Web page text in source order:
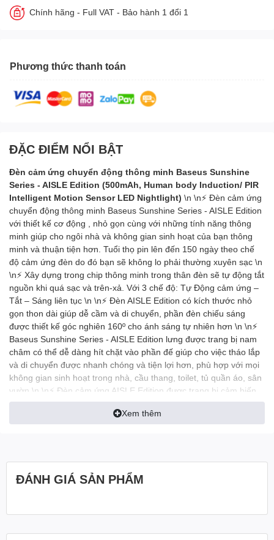
Chính hãng - Full VAT - Bảo hành 1 đổi 1
Phương thức thanh toán
ĐẶC ĐIỂM NỔI BẬT
Đèn cảm ứng chuyển động thông minh Baseus Sunshine
Series - AISLE Edition (500mAh, Human body Induction/ PIR
Intelligent Motion Sensor LED Nightlight) \n \n⚡ Đèn cảm ứng
chuyển động thông minh Baseus Sunshine Series - AISLE Edition
với thiết kế cơ động , nhỏ gọn cùng với những tính năng thông
minh giúp cho ngôi nhà và không gian sinh hoạt của bạn thông
minh và thuận tiện hơn. Tuổi thọ pin lên đến 150 ngày theo chế
độ cảm ứng đèn do đó bạn sẽ không lo phải thường xuyên sạc \n
\n⚡ Xây dựng trong chip thông minh trong thân đèn sẽ tự động tắt
nguồn khi quá sạc và trên-xả. Với 3 chế độ: Tự Động cảm ứng –
Tắt – Sáng liên tục \n \n⚡ Đèn AISLE Edition có kích thước nhỏ
gọn thon dài giúp dễ cầm và di chuyển, phần đèn chiếu sáng
được thiết kế góc nghiên 160º cho ánh sáng tự nhiên hơn \n \n⚡
Baseus Sunshine Series - AISLE Edition lưng được trang bị nam
châm có thể dễ dàng hít chặt vào phần đế giúp cho việc tháo lắp
và di chuyển được nhanh chóng và tiện lợi hơn, phù hợp với mọi
không gian sinh hoạt trong nhà, cầu thang, toilet, tủ quần áo, sân
vườn \n \n⚡ Đèn cảm ứng AISLE Edition được trang bị cảm biến
chuyển động (PIR sensor) , đèn có khả năng nhận biết chuyển
động trong cự ly gần để tự động bật sáng khi bạn đến gần và tự
để gắn đèn vào chỗ tùy thích \n \n⚡ Chất liệu: ABS + PC . Công
\nhttps://youtu.be/1oHX-j1HEGQ \n \n
Xem thêm
ĐÁNH GIÁ SẢN PHẨM